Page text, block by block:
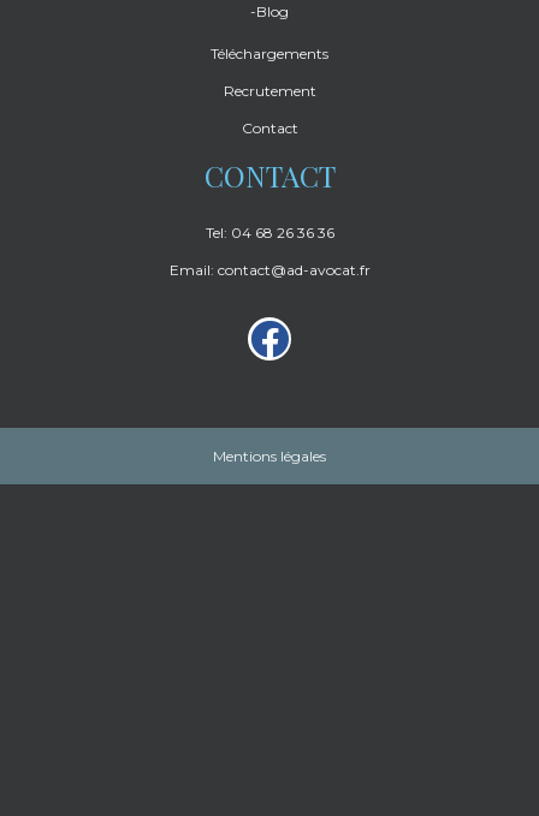
-Blog
Téléchargements
Recrutement
Contact
CONTACT
Tel: 04 68 26 36 36
Email: contact@ad-avocat.fr
Mentions légales